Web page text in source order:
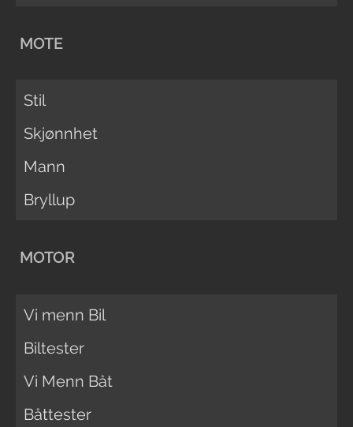
MOTE
Stil
Skjønnhet
Mann
Bryllup
MOTOR
Vi menn Bil
Biltester
Vi Menn Båt
Båttester